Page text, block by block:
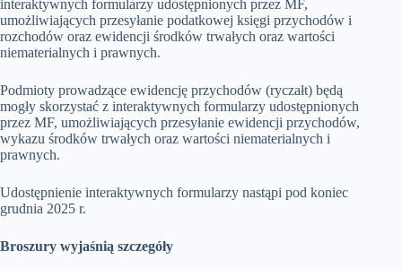
interaktywnych formularzy udostępnionych przez MF,
umożliwiających przesyłanie podatkowej księgi przychodów i
rozchodów oraz ewidencji środków trwałych oraz wartości
niematerialnych i prawnych.
Podmioty prowadzące ewidencję przychodów (ryczałt) będą
mogły skorzystać z interaktywnych formularzy udostępnionych
przez MF, umożliwiających przesyłanie ewidencji przychodów,
wykazu środków trwałych oraz wartości niematerialnych i
prawnych.
Udostępnienie interaktywnych formularzy nastąpi pod koniec
grudnia 2025 r.
Broszury wyjaśnią szczegóły